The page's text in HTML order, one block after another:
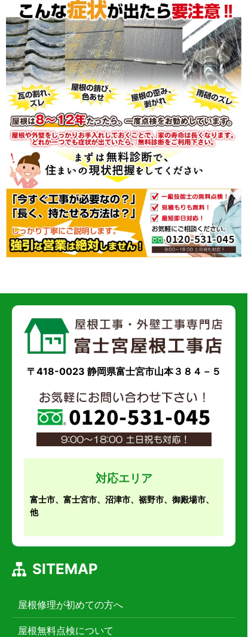
〒418-0023 静岡県富士宮市山本３８４－５
対応エリア
富士市、富士宮市、沼津市、裾野市、御殿場市、
他
SITEMAP
屋根修理が初めての方へ
屋根無料点検について